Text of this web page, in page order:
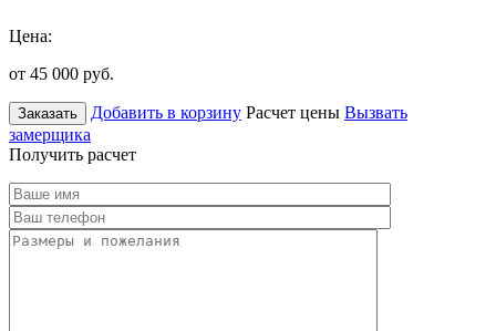
Цена:
от 45 000 руб.
Заказать Добавить в корзину Расчет цены Вызвать
замерщика
Получить расчет